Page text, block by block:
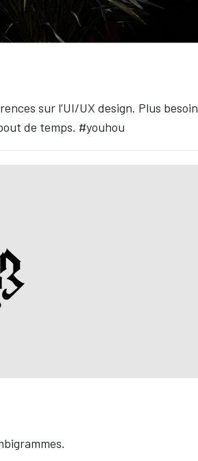
sur l’UI/UX design. Plus besoin
de temps. #youhou